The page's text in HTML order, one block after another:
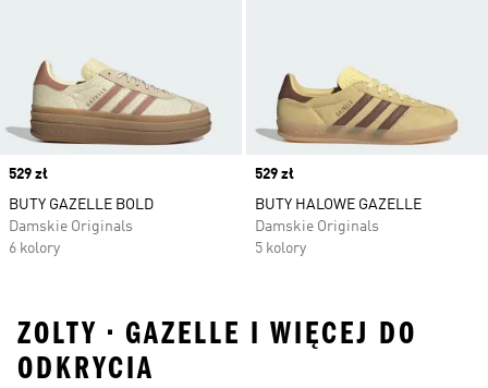
Price
529 zł
BUTY GAZELLE BOLD
Damskie Originals
6 kolory
Price
529 zł
BUTY HALOWE GAZELLE
Damskie Originals
5 kolory
ZOLTY • GAZELLE I WIĘCEJ DO
ODKRYCIA